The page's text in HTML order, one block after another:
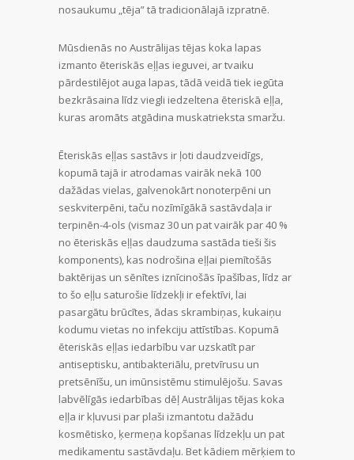
nosaukumu „tēja” tā tradicionālajā izpratnē.
Mūsdienās no Austrālijas tējas koka lapas
izmanto ēteriskās eļļas ieguvei, ar tvaiku
pārdestilējot auga lapas, tādā veidā tiek iegūta
bezkrāsaina līdz viegli iedzeltena ēteriskā eļļa,
kuras aromāts atgādina muskatrieksta smaržu.
Ēteriskās eļļas sastāvs ir ļoti daudzveidīgs,
kopumā tajā ir atrodamas vairāk nekā 100
dažādas vielas, galvenokārt nonoterpēni un
seskviterpēni, taču nozīmīgākā sastāvdaļa ir
terpinēn-4-ols (vismaz 30 un pat vairāk par 40 %
no ēteriskās eļļas daudzuma sastāda tieši šis
komponents), kas nodrošina eļļai piemītošās
baktērijas un sēnītes iznīcinošās īpašības, līdz ar
to šo eļļu saturošie līdzekļi ir efektīvi, lai
pasargātu brūcītes, ādas skrambiņas, kukaiņu
kodumu vietas no infekciju attīstības. Kopumā
ēteriskās eļļas iedarbību var uzskatīt par
antiseptisku, antibakteriālu, pretvīrusu un
pretsēnīšu, un imūnsistēmu stimulējošu. Savas
labvēlīgās iedarbības dēļ Austrālijas tējas koka
eļļa ir kļuvusi par plaši izmantotu dažādu
kosmētisko, ķermeņa kopšanas līdzekļu un pat
medikamentu sastāvdaļu. Bet kādiem mērķiem to